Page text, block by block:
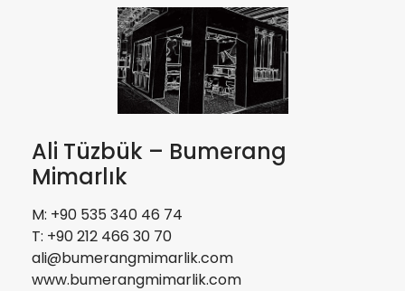
Ali Tüzbük – Bumerang
Mimarlık
M: +90 535 340 46 74
T: +90 212 466 30 70
ali@bumerangmimarlik.com
www.bumerangmimarlik.com